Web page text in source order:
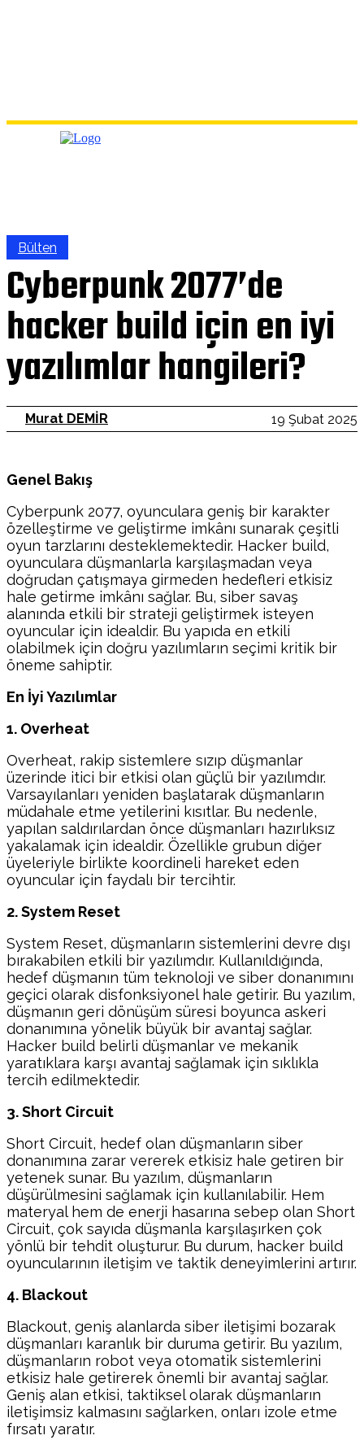
Bülten
Cyberpunk 2077’de
hacker build için en iyi
yazılımlar hangileri?
19 Şubat 2025
Murat DEMİR
Genel Bakış
Cyberpunk 2077, oyunculara geniş bir karakter
özelleştirme ve geliştirme imkânı sunarak çeşitli
oyun tarzlarını desteklemektedir. Hacker build,
oyunculara düşmanlarla karşılaşmadan veya
doğrudan çatışmaya girmeden hedefleri etkisiz
hale getirme imkânı sağlar. Bu, siber savaş
alanında etkili bir strateji geliştirmek isteyen
oyuncular için idealdir. Bu yapıda en etkili
olabilmek için doğru yazılımların seçimi kritik bir
öneme sahiptir.
En İyi Yazılımlar
1. Overheat
Overheat, rakip sistemlere sızıp düşmanlar
üzerinde itici bir etkisi olan güçlü bir yazılımdır.
Varsayılanları yeniden başlatarak düşmanların
müdahale etme yetilerini kısıtlar. Bu nedenle,
yapılan saldırılardan önce düşmanları hazırlıksız
yakalamak için idealdir. Özellikle grubun diğer
üyeleriyle birlikte koordineli hareket eden
oyuncular için faydalı bir tercihtir.
2. System Reset
System Reset, düşmanların sistemlerini devre dışı
bırakabilen etkili bir yazılımdır. Kullanıldığında,
hedef düşmanın tüm teknoloji ve siber donanımını
geçici olarak disfonksiyonel hale getirir. Bu yazılım,
düşmanın geri dönüşüm süresi boyunca askeri
donanımına yönelik büyük bir avantaj sağlar.
Hacker build belirli düşmanlar ve mekanik
yaratıklara karşı avantaj sağlamak için sıklıkla
tercih edilmektedir.
3. Short Circuit
Short Circuit, hedef olan düşmanların siber
donanımına zarar vererek etkisiz hale getiren bir
yetenek sunar. Bu yazılım, düşmanların
düşürülmesini sağlamak için kullanılabilir. Hem
materyal hem de enerji hasarına sebep olan Short
Circuit, çok sayıda düşmanla karşılaşırken çok
yönlü bir tehdit oluşturur. Bu durum, hacker build
oyuncularının iletişim ve taktik deneyimlerini artırır.
4. Blackout
Blackout, geniş alanlarda siber iletişimi bozarak
düşmanları karanlık bir duruma getirir. Bu yazılım,
düşmanların robot veya otomatik sistemlerini
etkisiz hale getirerek önemli bir avantaj sağlar.
Geniş alan etkisi, taktiksel olarak düşmanların
iletişimsiz kalmasını sağlarken, onları izole etme
fırsatı yaratır.